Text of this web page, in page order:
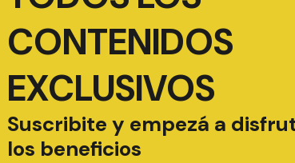
CONTENIDOS
EXCLUSIVOS
Suscribite y empezá a
los beneficios